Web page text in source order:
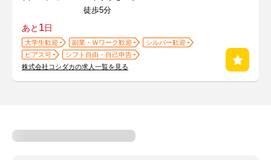
徒歩5分
あと 1日
大学生歓迎 副業・Ｗワーク歓迎
シルバー歓迎
ピアス可
シフト自由・自己申告
株式会社コシダカの求人一覧を見る